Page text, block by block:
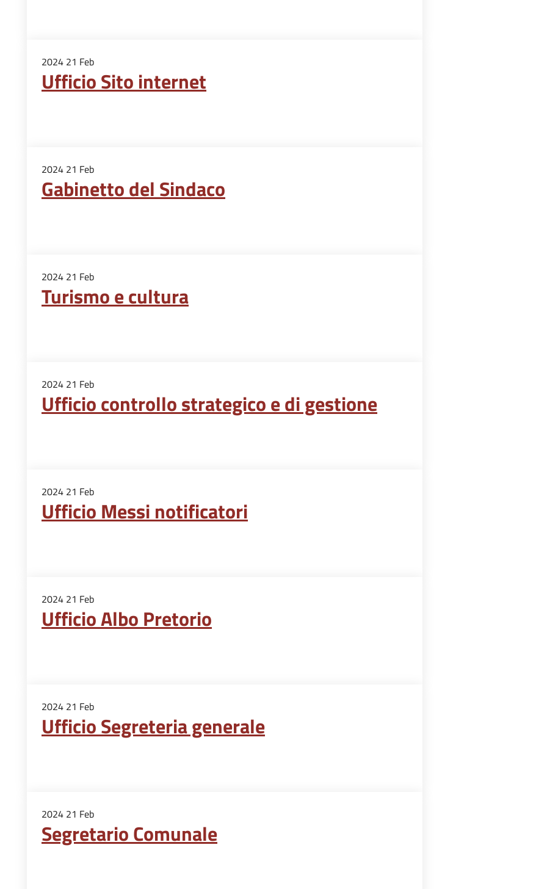
2024 21 Feb
Ufficio Sito internet
2024 21 Feb
Gabinetto del Sindaco
2024 21 Feb
Turismo e cultura
2024 21 Feb
Ufficio controllo strategico e di gestione
2024 21 Feb
Ufficio Messi notificatori
2024 21 Feb
Ufficio Albo Pretorio
2024 21 Feb
Ufficio Segreteria generale
2024 21 Feb
Segretario Comunale